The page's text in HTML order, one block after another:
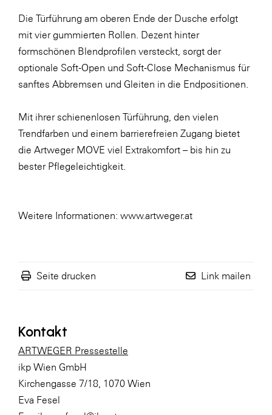
Trend Micro
TAG GmbH
VALETTA
Verband Druck Medien Österreich
WKS Fachgruppe Fahrzeughandel und
WKS Fachgruppe Finanzdienstleister
Die Türführung am oberen Ende der Dusche erfolgt
mit vier gummierten Rollen. Dezent hinter
formschönen Blendprofilen versteckt, sorgt der
optionale Soft-Open und Soft-Close Mechanismus für
sanftes Abbremsen und Gleiten in die Endpositionen.
Mit ihrer schienenlosen Türführung, den vielen
Trendfarben und einem barrierefreien Zugang bietet
die Artweger MOVE viel Extrakomfort – bis hin zu
bester Pflegeleichtigkeit.
Weitere Informationen: www.artweger.at
Seite drucken Link mailen
Kontakt
ARTWEGER Pressestelle
ikp Wien GmbH
Kirchengasse 7/18, 1070 Wien
Eva Fesel